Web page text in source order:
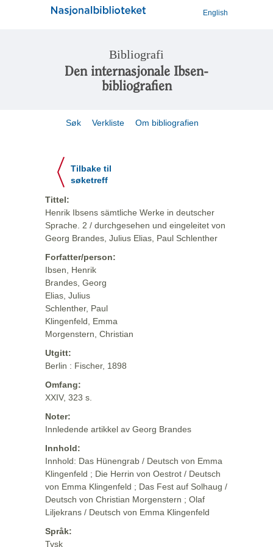
English
Bibliografi
Den internasjonale Ibsen-
bibliografien
Søk Verkliste Om bibliografien
Tilbake til
søketreff
Tittel:
Henrik Ibsens sämtliche Werke in deutscher
Sprache. 2 / durchgesehen und eingeleitet von
Georg Brandes, Julius Elias, Paul Schlenther
Forfatter/person:
Ibsen, Henrik
Brandes, Georg
Elias, Julius
Schlenther, Paul
Klingenfeld, Emma
Morgenstern, Christian
Utgitt:
Berlin : Fischer, 1898
Omfang:
XXIV, 323 s.
Noter:
Innledende artikkel av Georg Brandes
Innhold:
Innhold: Das Hünengrab / Deutsch von Emma
Klingenfeld ; Die Herrin von Oestrot / Deutsch
von Emma Klingenfeld ; Das Fest auf Solhaug /
Deutsch von Christian Morgenstern ; Olaf
Liljekrans / Deutsch von Emma Klingenfeld
Språk:
Tysk